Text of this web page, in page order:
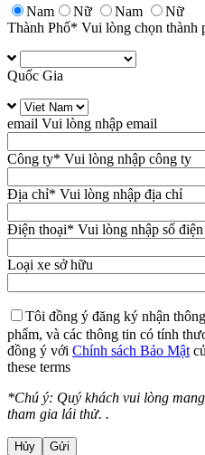
Nam Nữ Nam
Nữ
Thành Phố* Vui lòng chọn thành
Quốc Gia
email Vui lòng nhập email
Công ty* Vui lòng nhập công ty
Địa chỉ* Vui lòng nhập địa chỉ
Điện thoại* Vui lòng nhập số điện
Loại xe sở hữu
Tôi đồng ý đăng ký nhận
phẩm, và các thông tin có tính
đồng ý với Chính sách Bảo Mật
these terms
*Chú ý: Quý khách vui lòng
tham gia lái thử. .
Hủy